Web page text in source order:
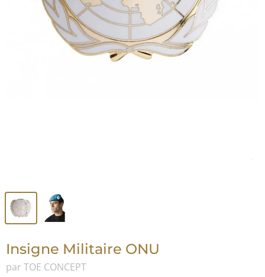
Insigne Militaire ONU
par TOE CONCEPT